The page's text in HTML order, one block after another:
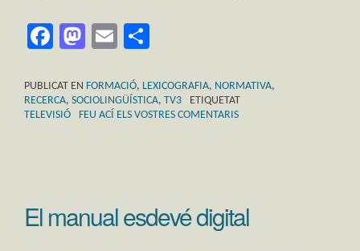
Facebook
Mastodon
Email
PUBLICAT EN FORMACIÓ, LEXICOGRAFIA, NORMATIVA,
RECERCA, SOCIOLINGÜÍSTICA, TV3
ETIQUETAT
TELEVISIÓ
FEU ACÍ ELS VOSTRES COMENTARIS
El manual esdevé digital